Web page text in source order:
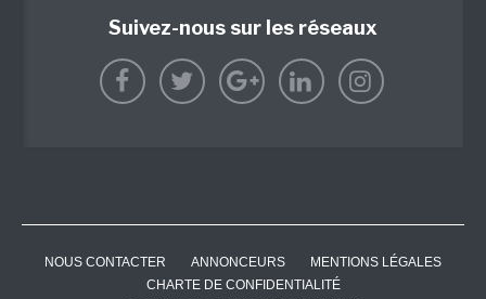
Suivez-nous sur les réseaux
NOUS CONTACTER ANNONCEURS
MENTIONS LÉGALES
CHARTE DE CONFIDENTIALITÉ